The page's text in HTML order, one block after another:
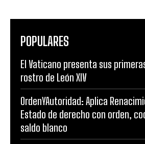
POPULARES
El Vaticano presenta sus
rostro de León XIV
OrdenYAutoridad: Aplica
Estado de derecho con orden,
saldo blanco